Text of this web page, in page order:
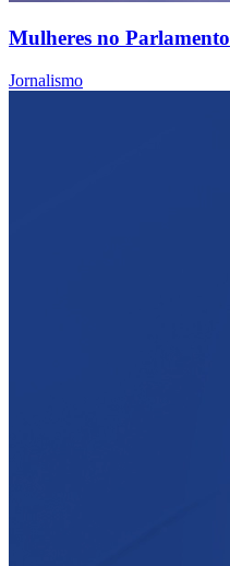
Mulheres no Parlamento
Jornalismo